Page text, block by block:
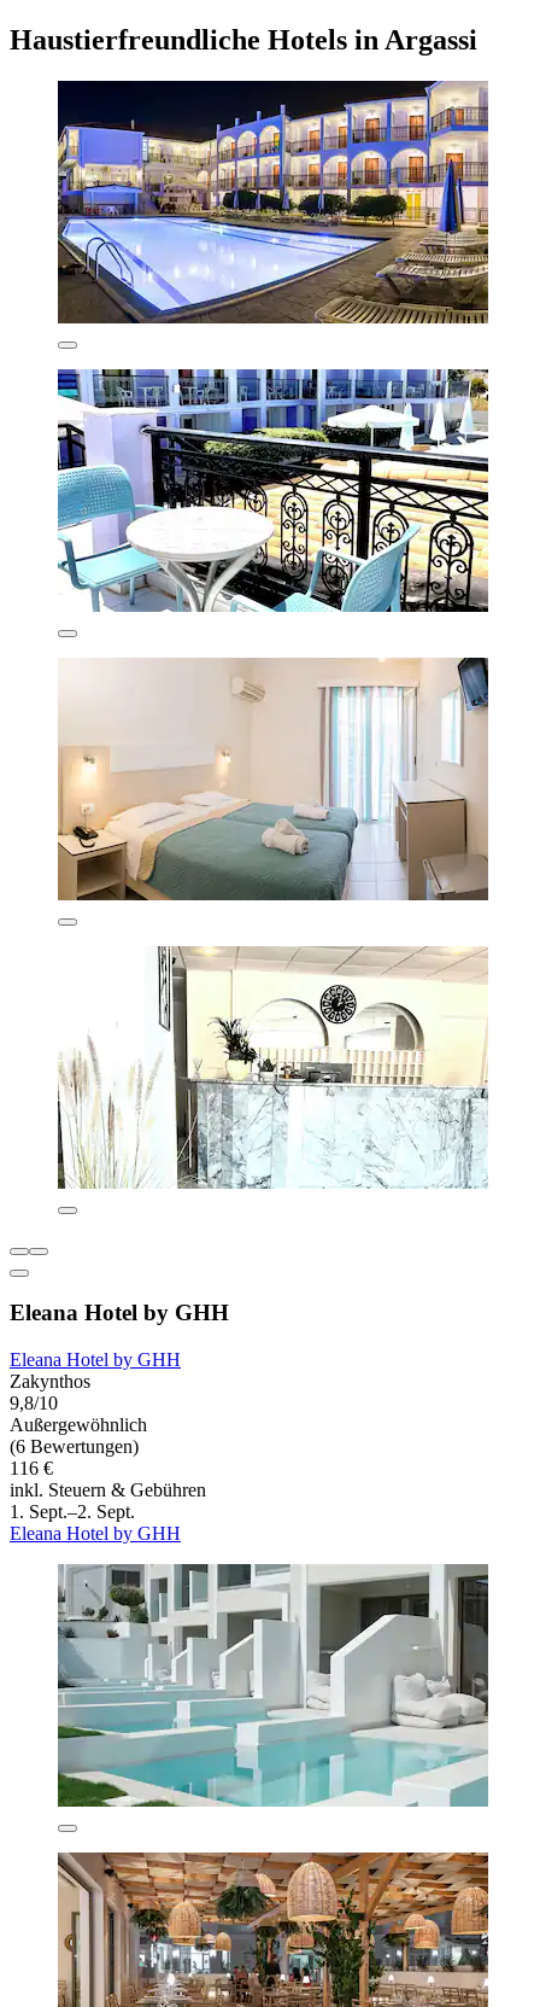
Haustierfreundliche Hotels in Argassi
Eleana Hotel by GHH
Eleana Hotel by GHH
Zakynthos
9,8/10
Außergewöhnlich
(6 Bewertungen)
116 €
inkl. Steuern & Gebühren
1. Sept.–2. Sept.
Eleana Hotel by GHH